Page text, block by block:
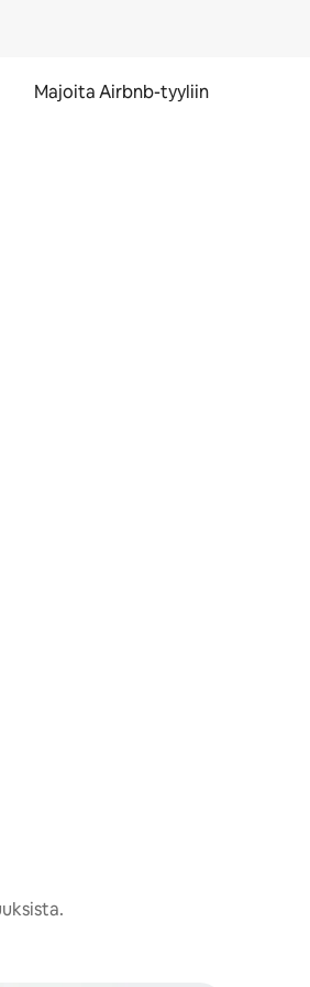
Majoita Airbnb-tyyliin